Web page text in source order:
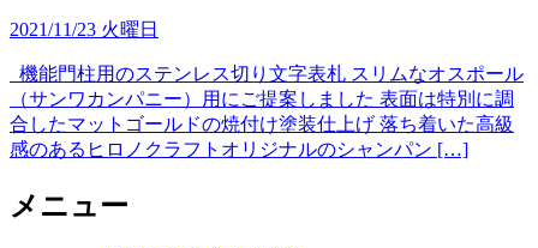
2021/11/23 火曜日
機能門柱用のステンレス切り文字表札 スリムなオスポール
（サンワカンパニー）用にご提案しました 表面は特別に調
合したマットゴールドの焼付け塗装仕上げ 落ち着いた高級
感のあるヒロノクラフトオリジナルのシャンパン […]
メニュー